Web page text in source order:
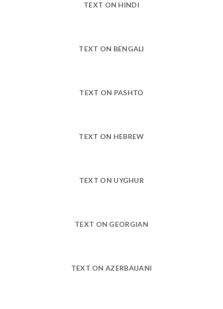
TEXT ON HINDI
TEXT ON BENGALI
TEXT ON PASHTO
TEXT ON HEBREW
TEXT ON UYGHUR
TEXT ON GEORGIAN
TEXT ON AZERBAIJANI